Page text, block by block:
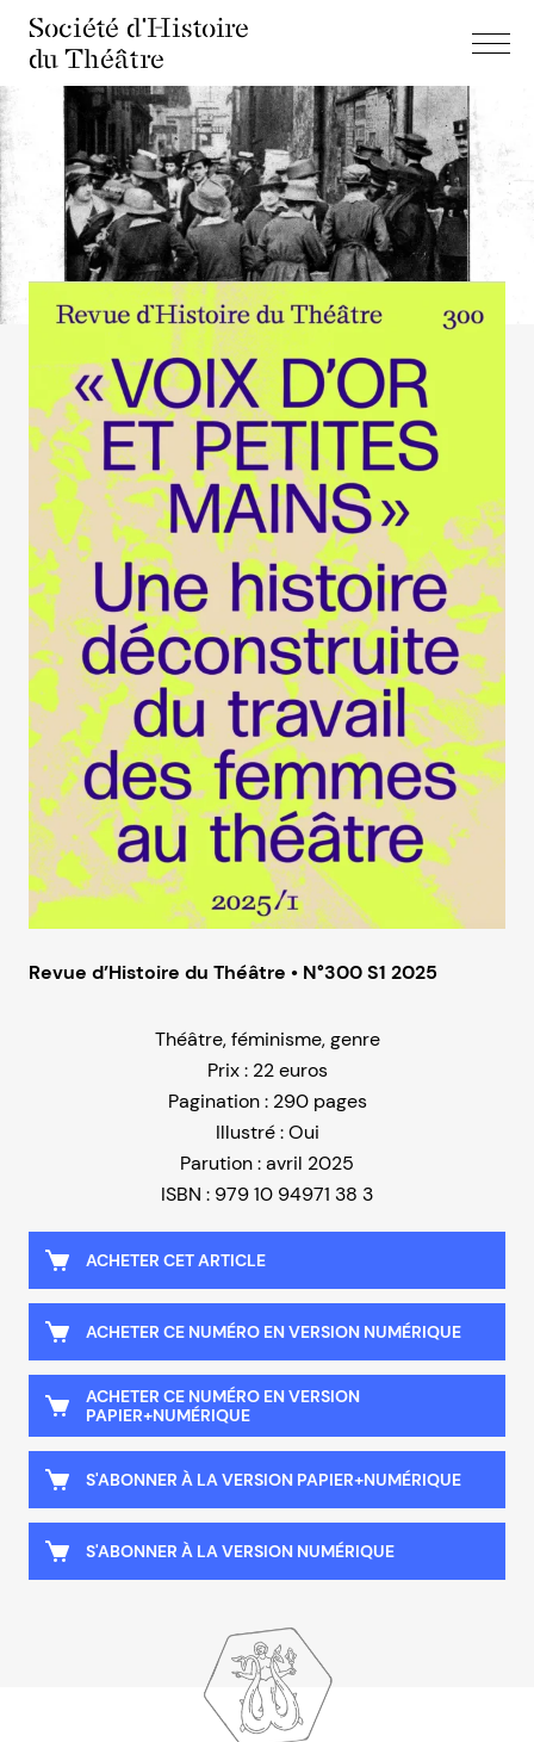
Société d'Histoire
du Théâtre
Revue d’Histoire du Théâtre • N°300 S1 2025
Théâtre, féminisme, genre
Prix : 22 euros
Pagination : 290 pages
Illustré : Oui
Parution : avril 2025
ISBN : 979 10 94971 38 3
ACHETER CET ARTICLE
ACHETER CE NUMÉRO EN VERSION NUMÉRIQUE
ACHETER CE NUMÉRO EN VERSION
PAPIER+NUMÉRIQUE
S'ABONNER À LA VERSION PAPIER+NUMÉRIQUE
S'ABONNER À LA VERSION NUMÉRIQUE